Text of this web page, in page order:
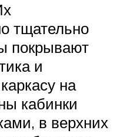
тщательно
покрывают
и
на
кабинки
в верхних